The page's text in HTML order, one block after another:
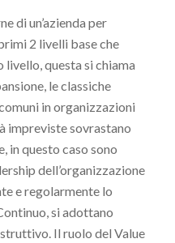
di un’azienda per
2 livelli base che
livello, questa si chiama
le classiche
in organizzazioni
impreviste sovrastano
in questo caso sono
dell’organizzazione
e regolarmente lo
si adottano
Il ruolo del Value